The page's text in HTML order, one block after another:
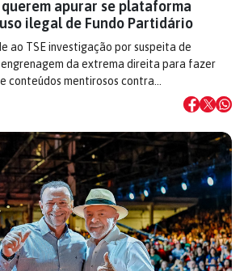
querem apurar se plataforma
uso ilegal de Fundo Partidário
ao TSE investigação por suspeita de
da extrema direita para fazer
conteúdos mentirosos contra…